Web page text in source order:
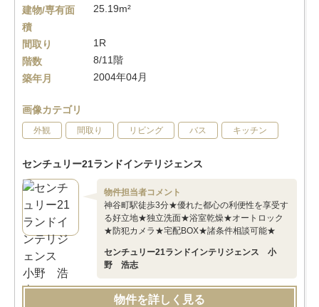
建物/専有面
積
25.19m²
間取り
1R
階数
8/11階
築年月
2004年04月
画像カテゴリ
外観 間取り リビング バス キッチン
センチュリー21ランドインテリジェンス
物件担当者コメント
神谷町駅徒歩3分★優れた都心の利便性を享受す
る好立地★独立洗面★浴室乾燥★オートロック
★防犯カメラ★宅配BOX★諸条件相談可能★
センチュリー21ランドインテリジェンス 小
野 浩志
物件を詳しく見る